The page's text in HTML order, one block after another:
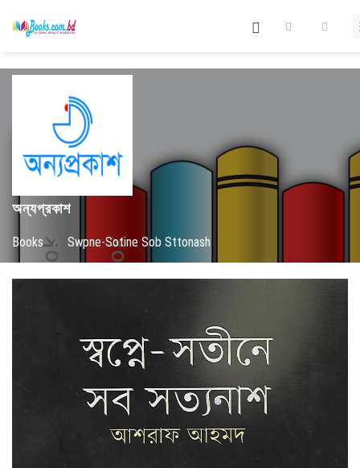
অন্যপ্রকাশ
Books / Swpne-Sotine Sob Sttonash